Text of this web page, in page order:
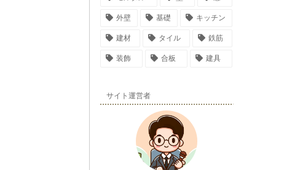
外壁 基礎 キッチン
建材 タイル 鉄筋
装飾 合板 建具
サイト運営者